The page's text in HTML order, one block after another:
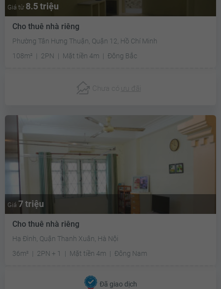
Giá từ 8.5 triệu
Cho thuê nhà riêng
Phường Tân Hưng Thuận, Quận 12, Hồ Chí Minh
108m²
2PN Mặt tiền 4m Đông Bắc
Chưa có ưu đãi
Giá 7 triệu
Cho thuê nhà riêng
Hạ Đình, Quận Thanh Xuân, Hà Nội
36m²
2PN + 1 Mặt tiền 4m Đông Nam
Đã giao dịch